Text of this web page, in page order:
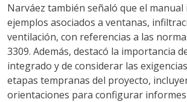
Narváez también señaló que el
ejemplos asociados a ventanas,
ventilación, con referencias a las
3309. Además, destacó la importancia
integrado y de considerar las
etapas tempranas del proyecto,
orientaciones para configurar